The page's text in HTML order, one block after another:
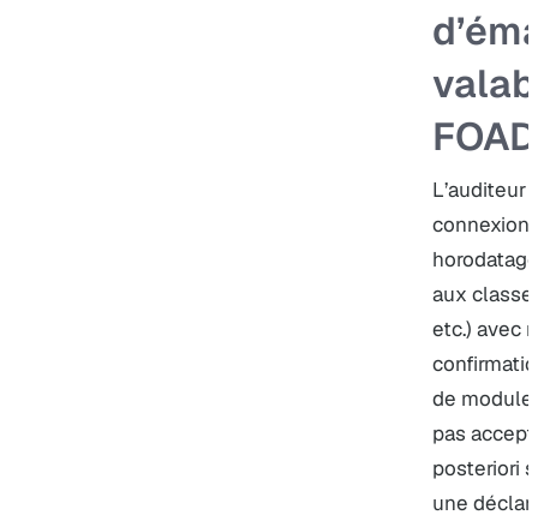
L’auditeur
connexion
aux
etc.) avec
de
pas
posteriori
une